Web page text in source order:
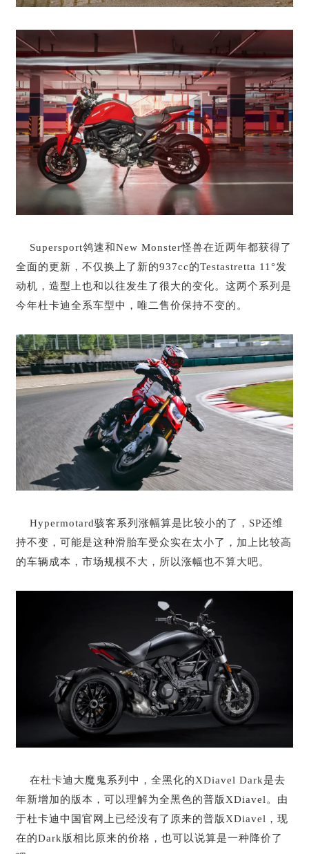
Supersport鸰速和New Monster怪兽在近两年都获得了
全面的更新，不仅换上了新的937cc的Testastretta 11°发
动机，造型上也和以往发生了很大的变化。这两个系列是
今年杜卡迪全系车型中，唯二售价保持不变的。
Hypermotard骇客系列涨幅算是比较小的了，SP还维
持不变，可能是这种滑胎车受众实在太小了，加上比较高
的车辆成本，市场规模不大，所以涨幅也不算大吧。
在杜卡迪大魔鬼系列中，全黑化的XDiavel Dark是去
年新增加的版本，可以理解为全黑色的普版XDiavel。由
于杜卡迪中国官网上已经没有了原来的普版XDiavel，现
在的Dark版相比原来的价格，也可以说算是一种降价了